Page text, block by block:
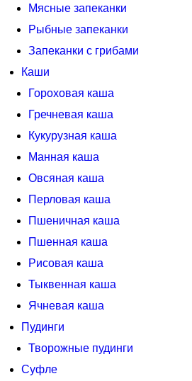
Мясные запеканки
Рыбные запеканки
Запеканки с грибами
Каши
Гороховая каша
Гречневая каша
Кукурузная каша
Манная каша
Овсяная каша
Перловая каша
Пшеничная каша
Пшенная каша
Рисовая каша
Тыквенная каша
Ячневая каша
Пудинги
Творожные пудинги
Суфле